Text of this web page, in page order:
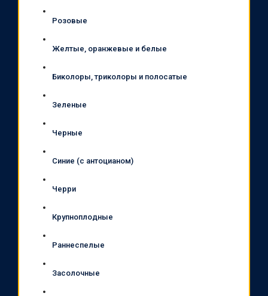
Розовые
Желтые, оранжевые и белые
Биколоры, триколоры и полосатые
Зеленые
Черные
Синие (с антоцианом)
Черри
Крупноплодные
Раннеспелые
Засолочные